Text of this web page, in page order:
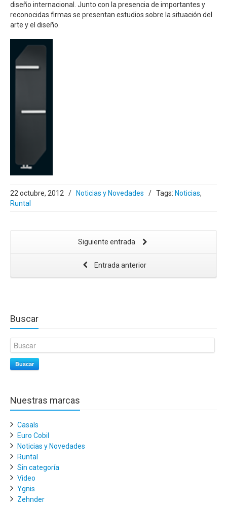
diseño internacional. Junto con la presencia de importantes y
reconocidas firmas se presentan estudios sobre la situación del
arte y el diseño.
22 octubre, 2012 / Noticias y Novedades / Tags: Noticias,
Runtal
Siguiente entrada
Entrada anterior
Buscar
Buscar
Nuestras marcas
Casals
Euro Cobil
Noticias y Novedades
Runtal
Sin categoría
Video
Ygnis
Zehnder